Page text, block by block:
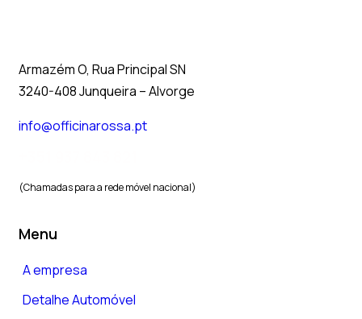
Armazém O, Rua Principal SN
3240-408 Junqueira – Alvorge
info@officinarossa.pt
(Chamadas para a rede móvel nacional)
Menu
A empresa
Detalhe Automóvel